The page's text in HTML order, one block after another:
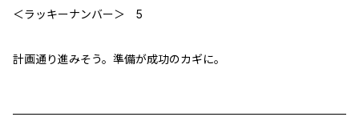
＜ラッキーナンバー＞ 5
計画通り進みそう。準備が成功のカギに。